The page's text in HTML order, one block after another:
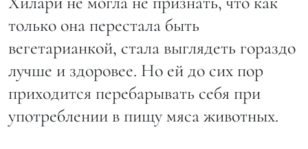
только она перестала быть
вегетарианкой, стала выглядеть гораздо
лучше и здоровее. Но ей до сих пор
приходится перебарывать себя при
употреблении в пищу мяса животных.